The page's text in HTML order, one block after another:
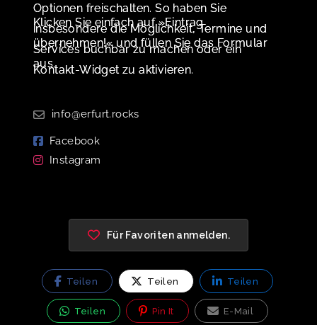
Optionen freischalten. So haben Sie
insbesondere die Möglichkeit, Termine und
Services buchbar zu machen oder ein
Kontakt-Widget zu aktivieren.
Klicken Sie einfach auf »Eintrag
übernehmen!« und füllen Sie das Formular
aus.
info@erfurt.rocks
Facebook
Instagram
Für Favoriten anmelden.
Teilen Teilen Teilen
Teilen Pin It E-Mail